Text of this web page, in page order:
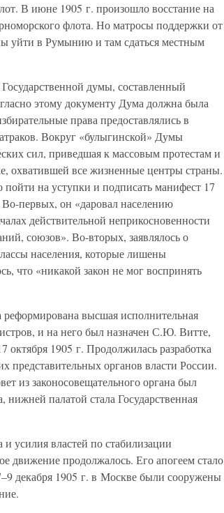
В июне 1905 г. произошло восстание на
флота. Но матросы поддержки от
уйти в Румынию и там сдаться местным
думы, составленный
этому документу Дума должна была
права предоставлялись в
Вокруг «булыгинской» Думы
сил, приведшая к массовым протестам и
охватившей все жизненные центры страны.
на уступки и подписать манифест 17
первых, он «даровал населению
действительной неприкосновенности
союзов». Во-вторых, заявлялось о
населения, которые лишены
что «никакой закон не мог воспринять
высшая исполнительная
и на него был назначен С.Ю. Витте,
октября 1905 г. Продолжилась разработка
органов власти России.
из законосовещательного органа был
палатой стала Государственная
усилия властей по стабилизации
движение продолжалось. Его апогеем стало
декабря 1905 г. в Москве были сооружены